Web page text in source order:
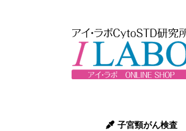
子宮頸がん検査